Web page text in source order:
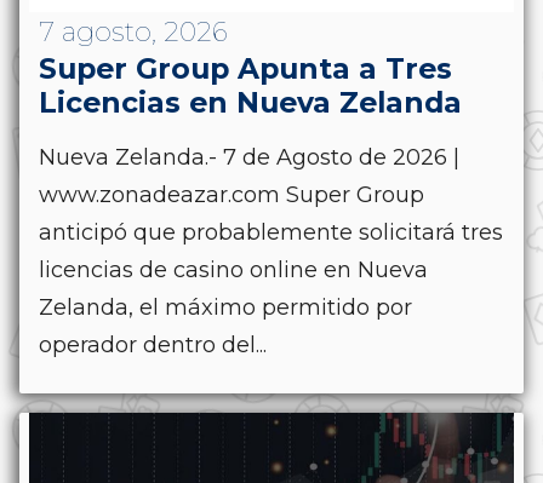
7 agosto, 2026
Super Group Apunta a Tres
Licencias en Nueva Zelanda
Nueva Zelanda.- 7 de Agosto de 2026 |
www.zonadeazar.com Super Group
anticipó que probablemente solicitará tres
licencias de casino online en Nueva
Zelanda, el máximo permitido por
operador dentro del...